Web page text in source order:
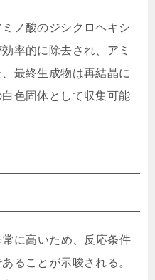
ノ酸のジシクロヘキシ
率的に除去され、アミ
最終生成物は再結晶に
色固体として収集可能
に高いため、反応条件
ることが示唆される。